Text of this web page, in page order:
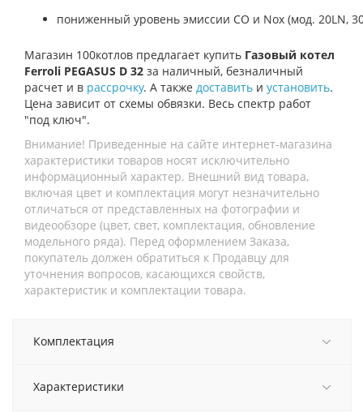
пониженный уровень эмиссии CO и Nox (мод. 20LN,
Магазин 100котлов предлагает купить Газовый котел
Ferroli PEGASUS D 32 за наличный, безналичный
расчет и в рассрочку. А также доставить и установить.
Цена зависит от схемы обвязки. Весь спектр работ
"под ключ".
Внимание! Приведенные на сайте интернет-магазина
характеристики товаров носят исключительно
информационный характер. Внешний вид товара,
включая цвет и комплектация могут незначительно
отличаться от представленных на фотографии и
видеообзоре (цвет, свет, комплектация, обновление
модельного ряда). Перед оформлением Заказа,
покупатель должен обратиться к Продавцу для
уточнения вопросов, касающихся свойств,
характеристик и комплектации товара.
Комплектация
Характеристики